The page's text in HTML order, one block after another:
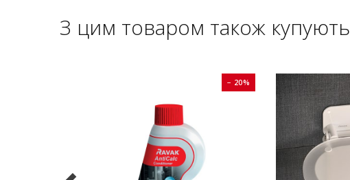
З цим товаром також купують
− 20%